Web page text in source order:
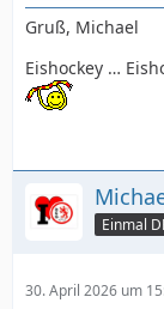
Gruß, Michael
Eishockey …
Einmal
30. April 2026 um